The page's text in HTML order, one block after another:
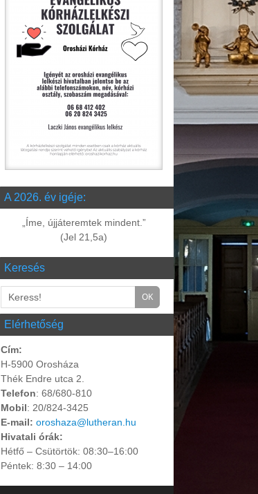
A 2026. év igéje:
„Íme, újjáteremtek mindent.”
(Jel 21,5a)
Keresés
Elérhetőség
Cím:
H-5900 Orosháza
Thék Endre utca 2.
Telefon: 68/680-810
Mobil: 20/824-3425
E-mail: oroshaza@lutheran.hu
Hivatali órák:
Hétfő – Csütörtök: 08:30–16:00
Péntek: 8:30 – 14:00